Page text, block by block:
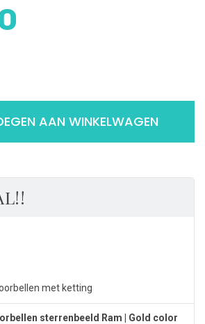
AAN WINKELWAGEN
met ketting
sterrenbeeld Ram | Gold color